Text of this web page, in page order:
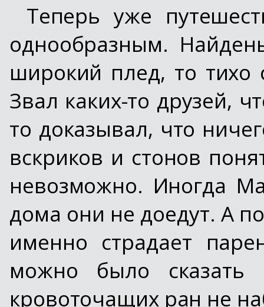
Теперь уже
однообразным.
широкий плед, то тихо
Звал каких-то друзей,
то доказывал, что
вскриков и стонов
невозможно. Иногда
дома они не доедут. А
именно страдает
можно было сказать
кровоточащих ран не